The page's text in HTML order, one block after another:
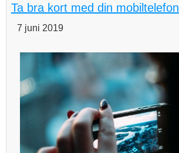
Ta bra kort med din mobiltelefon
7 juni 2019